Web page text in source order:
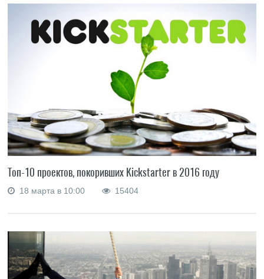
Топ-10 проектов, покоривших Kickstarter в 2016 году
18 марта в 10:00 15404